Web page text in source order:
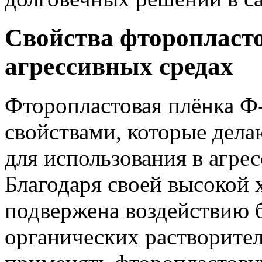
Свойства
агрессивных средах
Фторопластовая плёнка
свойствами, которые
для использования в
Благодаря своей
подвержена воздействию
органических